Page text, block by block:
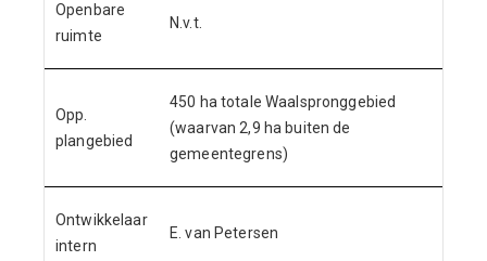
Openbare
ruimte
N.v.t.
Opp.
plangebied
450 ha totale Waalspronggebied
(waarvan 2,9 ha buiten de
gemeentegrens)
Ontwikkelaar
intern
E. van Petersen